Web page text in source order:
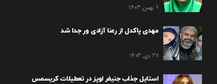
9 بهمن, 1403
مهدی پاکدل از رعنا آزادی ور جدا شد
27 دی, 1403
استایل جذاب جنیفر لوپز در تعطیلات کریسمس